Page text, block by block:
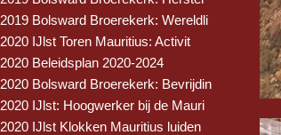
2019 Bolsward Broerekerk: Wereldli
2020 IJlst Toren Mauritius: Activit
2020 Beleidsplan 2020-2024
2020 Bolsward Broerekerk: Bevrijdin
2020 IJlst: Hoogwerker bij de Mauri
2020 IJlst Klokken Mauritius luiden